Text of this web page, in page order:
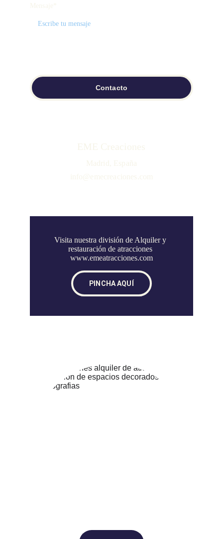
EME Creaciones
Madrid, España
info@emecreaciones.com
Mensaje*
Contacto
Visita nuestra división de Alquiler y
restauración de atracciones
www.emeatracciones.com
PINCHA AQUÍ